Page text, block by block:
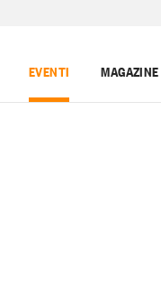
EVENTI MAGAZINE